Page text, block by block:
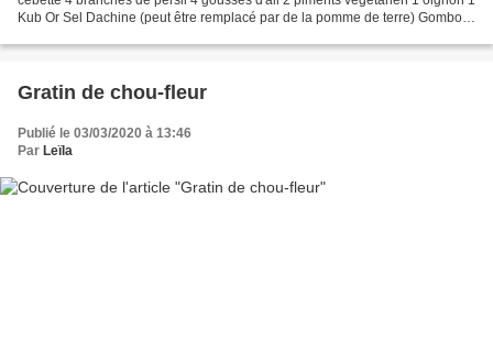
Kub Or Sel Dachine (peut être remplacé par de la pomme de terre) Gombos
Gratin de chou-fleur
Publié le 03/03/2020 à 13:46
Par Leïla